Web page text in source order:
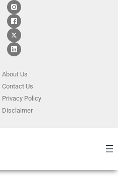
About Us
ContactUs
Privacy Policy
Disclaimer